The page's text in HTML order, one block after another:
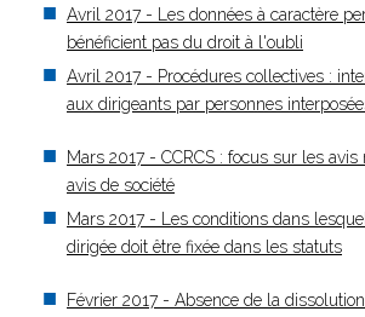
Avril 2017 - Les données à caractère
bénéficient pas du droit à l'oubli
Avril 2017 - Procédures collectives :
aux dirigeants par personnes
Mars 2017 - CCRCS : focus sur les
avis de société
Mars 2017 - Les conditions dans
dirigée doit être fixée dans les statuts
Février 2017 - Absence de la